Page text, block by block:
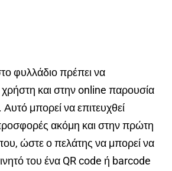
φυλλάδιο πρέπει να
και στην online παρουσία
Αυτό μπορεί να επιτευχθεί
ακόμη και στην πρώτη
ώστε ο πελάτης να μπορεί να
του ένα QR code ή barcode